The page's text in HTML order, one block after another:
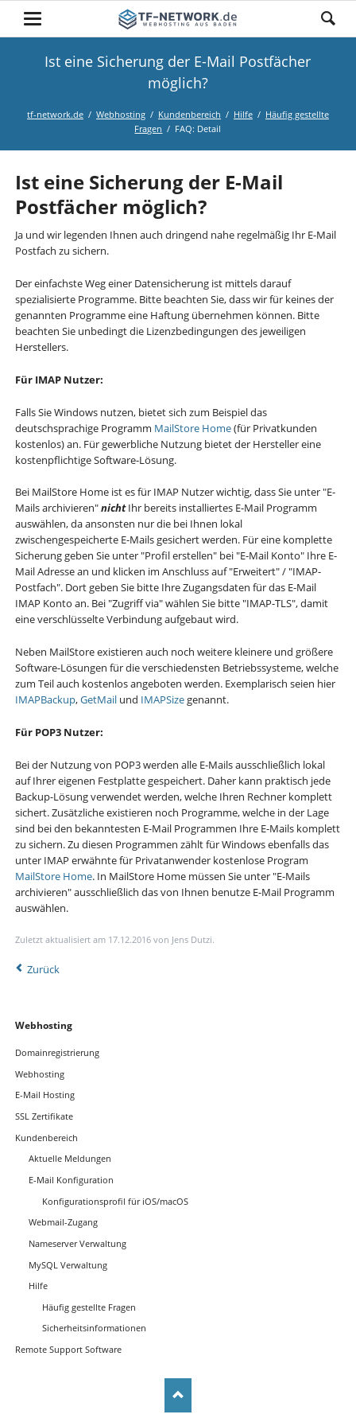
Ist eine Sicherung der E-Mail Postfächer
möglich?
tf-network.de Webhosting Kundenbereich Hilfe
Häufig gestellte
Fragen
FAQ: Detail
Ist eine Sicherung der E-Mail
Postfächer möglich?
Ja und wir legenden Ihnen auch dringend nahe regelmäßig Ihr E-Mail
Postfach zu sichern.
Der einfachste Weg einer Datensicherung ist mittels darauf
spezialisierte Programme. Bitte beachten Sie, dass wir für keines der
genannten Programme eine Haftung übernehmen können. Bitte
beachten Sie unbedingt die Lizenzbedingungen des jeweiligen
Herstellers.
Für IMAP Nutzer:
Falls Sie Windows nutzen, bietet sich zum Beispiel das
deutschsprachige Programm MailStore Home(für Privatkunden
kostenlos) an. Für gewerbliche Nutzung bietet der Hersteller eine
kostenpflichtige Software-Lösung.
Bei MailStore Home ist es für IMAP Nutzer wichtig, dass Sie unter "E-
Mails archivieren"nichtIhr bereits installiertes E-Mail Programm
auswählen, da ansonsten nur die bei Ihnen lokal
zwischengespeicherte E-Mails gesichert werden. Für eine komplette
Sicherung geben Sie unter "Profil erstellen" bei "E-Mail Konto" Ihre E-
Mail Adresse an und klicken im Anschluss auf "Erweitert" / "IMAP-
Postfach". Dort geben Sie bitte Ihre Zugangsdaten für das E-Mail
IMAP Konto an. Bei "Zugriff via" wählen Sie bitte "IMAP-TLS", damit
eine verschlüsselte Verbindung aufgebaut wird.
Neben MailStore existieren auch noch weitere kleinere und größere
Software-Lösungen für die verschiedensten Betriebssysteme, welche
zum Teil auch kostenlos angeboten werden. Exemplarisch seien hier
IMAPBackup,GetMailund IMAPSizegenannt.
Für POP3 Nutzer:
Bei der Nutzung von POP3 werden alle E-Mails ausschließlich lokal
auf Ihrer eigenen Festplatte gespeichert. Daher kann praktisch jede
Backup-Lösung verwendet werden, welche Ihren Rechner komplett
sichert. Zusätzliche existieren noch Programme, welche in der Lage
sind bei den bekanntesten E-Mail Programmen Ihre E-Mails komplett
zu sichern. Zu diesen Programmen zählt für Windows ebenfalls das
unter IMAP erwähnte für Privatanwender kostenlose Program
MailStore Home. In MailStore Home müssen Sie unter "E-Mails
archivieren" ausschließlich das von Ihnen benutze E-Mail Programm
auswählen.
Zuletzt aktualisiert am 17.12.2016 von Jens Dutzi.
Zurück
Navigation
Webhosting
Domainregistrierung
Webhosting
E-Mail Hosting
SSL Zertifikate
Kundenbereich
Aktuelle Meldungen
E-Mail Konfiguration
Konfigurationsprofil für iOS/macOS
Webmail-Zugang
Nameserver Verwaltung
MySQL Verwaltung
Hilfe
Häufig gestellte Fragen
Sicherheitsinformationen
Remote Support Software